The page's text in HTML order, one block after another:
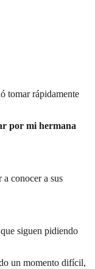
tomar rápidamente
por mi hermana
a conocer a sus
siguen pidiendo
un momento difícil,